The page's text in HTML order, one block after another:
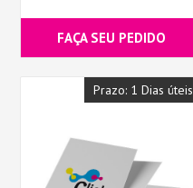
FAÇA SEU PEDIDO
Prazo: 1 Dias úteis